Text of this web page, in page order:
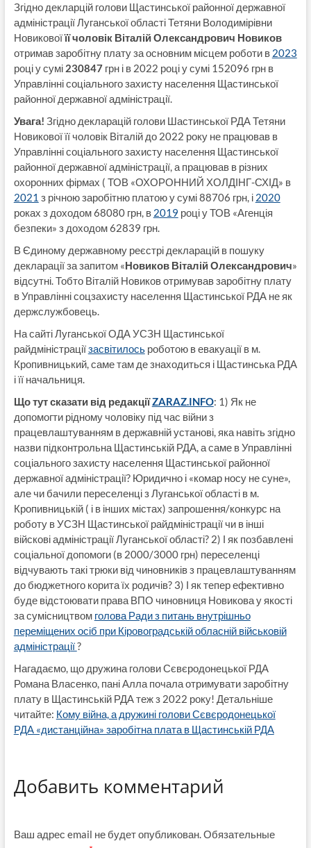
Згідно декларцій голови Щастинської районної державної
адміністрації Луганської області Тетяни Володимірівни
Новиковоїїї чоловік Віталій Олександрович Новиков
отримав заробітну плату за основним місцем роботи в 2023
році у сумі 230847грн і в 2022 році у сумі 152096 грн в
Управлінні соціального захисту населення Щастинської
районної державної адміністрації.
Увага! Згідно декларацій голови Шастинської РДА Тетяни
Новикової її чоловік Віталій до 2022 року не працював в
Управлінні соціального захисту населення Щастинської
районної державної адміністрації, а працював в різних
охоронних фірмах ( ТОВ «ОХОРОННИЙ ХОЛДІНГ-СХІД» в
2021 з річною заробітню платою у сумі 88706 грн, і 2020
роках з доходом 68080 грн, в 2019 році у ТОВ «Агенція
безпеки» з доходом 62839 грн.
В Єдиному державному реєстрі декларацій в пошуку
декларації за запитом «Новиков Віталій Олександрович»
відсутні. Тобто Віталій Новиков отримував заробітну плату
в Управлінні соцзахисту населення Щастинської РДА не як
держслужбовець.
На сайті Луганської ОДА УСЗН Щастинської
райдміністраціїзасвітилосьроботою в евакуації в м.
Кропивницький, саме там де знаходиться і Щастинська РДА
і її начальниця.
Що тут сказати від редакціїZARAZ.INFO: 1) Як не
допомогти рідному чоловіку під час війни з
працевлаштуванням в державній установі, яка навіть згідно
назви підконтрольна Щастинській РДА, а саме в Управлінні
соціального захисту населення Щастинської районної
державної адміністрації? Юридично і «комар носу не суне»,
але чи бачили переселенці з Луганської області в м.
Кропивницькій ( і в інших містах) запрошення/конкурс на
роботу в УСЗН Щастинської райдміністрації чи в інші
війскові адміністрації Луганської області? 2) І як позбавлені
соціальної допомоги (в 2000/3000 грн) переселенці
відчувають такі трюки від чиновників з працевлаштуванням
до бюджетного корита їх родичів? 3) І як тепер ефективно
буде відстоювати права ВПО чиновниця Новикова у якості
за сумісництвом голова Ради з питань внутрішньо
переміщених осіб при Кіровоградській обласній військовій
адміністрації?
Нагадаємо, що дружина голови Сєвєродонецької РДА
Романа Власенко, пані Алла почала отримувати заробітну
плату в Щастинській РДА теж з 2022 року! Детальніше
читайте: Кому війна, а дружині голови Сєвєродонецької
РДА «дистанційна» заробітна плата в Щастинській РДА
Добавить комментарий
Ваш адрес email не будет опубликован.Обязательные